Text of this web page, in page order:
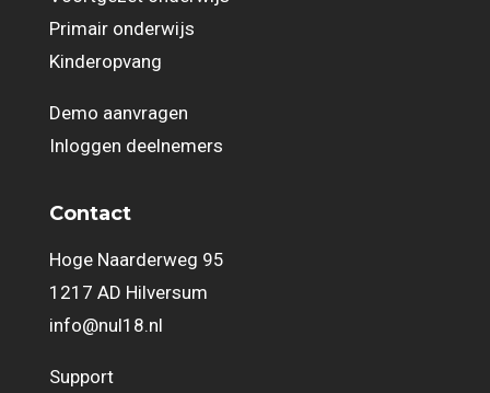
Primair onderwijs
Kinderopvang
Demo aanvragen
Inloggen deelnemers
Contact
Hoge Naarderweg 95
1217 AD Hilversum
info@nul18.nl
Support